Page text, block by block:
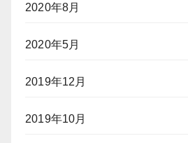
2020年8月
2020年5月
2019年12月
2019年10月